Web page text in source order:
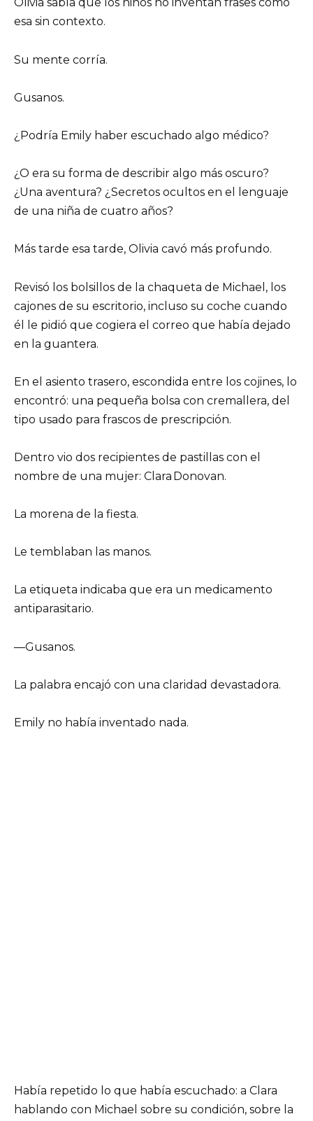
Olivia sabía que los niños no inventan frases como
esa sin contexto.
Su mente corría.
Gusanos.
¿Podría Emily haber escuchado algo médico?
¿O era su forma de describir algo más oscuro?
¿Una aventura? ¿Secretos ocultos en el lenguaje
de una niña de cuatro años?
Más tarde esa tarde, Olivia cavó más profundo.
Revisó los bolsillos de la chaqueta de Michael, los
cajones de su escritorio, incluso su coche cuando
él le pidió que cogiera el correo que había dejado
en la guantera.
En el asiento trasero, escondida entre los cojines, lo
encontró: una pequeña bolsa con cremallera, del
tipo usado para frascos de prescripción.
Dentro vio dos recipientes de pastillas con el
nombre de una mujer: Clara Donovan.
La morena de la fiesta.
Le temblaban las manos.
La etiqueta indicaba que era un medicamento
antiparasitario.
—Gusanos.
La palabra encajó con una claridad devastadora.
Emily no había inventado nada.
Había repetido lo que había escuchado: a Clara
hablando con Michael sobre su condición, sobre la